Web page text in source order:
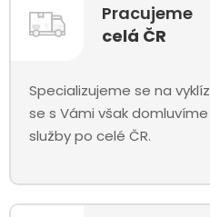
Pracujeme
celá ČR
Specializujeme se na
se s Vámi však
služby po celé ČR.